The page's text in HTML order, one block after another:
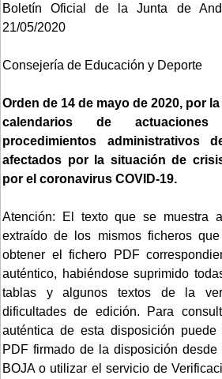
Boletín Oficial de la Junta de
21/05/2020
Consejería de Educación y Deporte
Orden de 14 de mayo de 2020, por
calendarios de actuaciones
procedimientos administrativos
afectados por la situación de
por el coronavirus COVID-19.
Atención: El texto que se muestra
extraído de los mismos ficheros
obtener el fichero PDF
auténtico, habiéndose suprimido
tablas y algunos textos de la
dificultades de edición. Para
auténtica de esta disposición
PDF firmado de la disposición desde
BOJA o utilizar el servicio de